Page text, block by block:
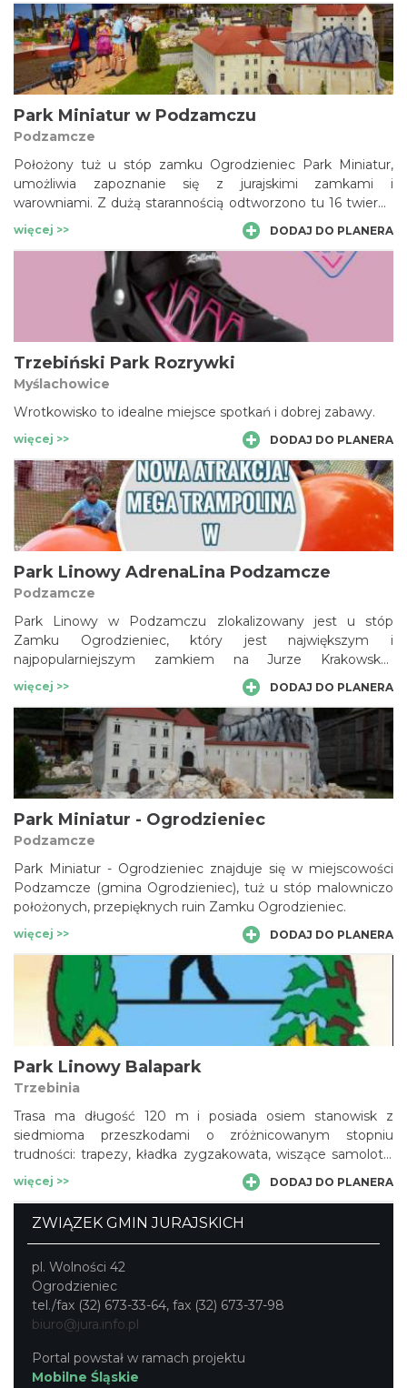
Park Miniatur w Podzamczu
Podzamcze
Położony tuż u stóp zamku Ogrodzieniec Park Miniatur,
umożliwia zapoznanie się z jurajskimi zamkami i
warowniami. Z dużą starannością odtworzono tu 16 twierdz
ze Szlaku Orlich Gniazd. Można tu także zobaczyć
średniowieczne maszyny oblężnicze.
więcej >> DODAJ DO PLANERA
Trzebiński Park Rozrywki
Myślachowice
Wrotkowisko to idealne miejsce spotkań i dobrej zabawy.
więcej >> DODAJ DO PLANERA
Park Linowy AdrenaLina Podzamcze
Podzamcze
Park Linowy w Podzamczu zlokalizowany jest u stóp
Zamku Ogrodzieniec, który jest największym i
najpopularniejszym zamkiem na Jurze Krakowsko-
Częstochowskiej.
więcej >> DODAJ DO PLANERA
Park Miniatur - Ogrodzieniec
Podzamcze
Park Miniatur - Ogrodzieniec znajduje się w miejscowości
Podzamcze (gmina Ogrodzieniec), tuż u stóp malowniczo
położonych, przepięknych ruin Zamku Ogrodzieniec.
więcej >> DODAJ DO PLANERA
Park Linowy Balapark
Trzebinia
Trasa ma długość 120 m i posiada osiem stanowisk z
siedmioma przeszkodami o zróżnicowanym stopniu
trudności: trapezy, kładka zygzakowata, wiszące samoloty,
linki V, belki z frędzlami i most birmański, a przejście
zakończone jest zjazdem na tyrolce o dł. 37 m. Przed
instruktażowe, by zabawa na świeżym powietrzu miała nie
tylko pożądany w tego rodzaju miejscu posmak adrenaliny,
ale była także w pełni bezpieczna. Regulamin obiektu
dostępny na stronie www.facebook.com/ParkBalapark
więcej >> DODAJ DO PLANERA
ZWIĄZEK GMIN JURAJSKICH
pl. Wolności 42
Ogrodzieniec
tel./fax (32) 673-33-64, fax (32) 673-37-98
biuro@jura.info.pl
Portal powstał w ramach projektu
Mobilne Śląskie